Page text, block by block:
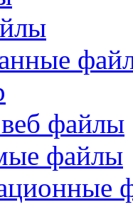
файлы
файлы